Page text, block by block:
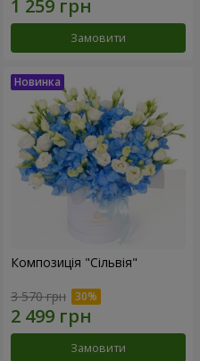
Замовити
Композиція "Сільвія"
3 570 грн
Замовити